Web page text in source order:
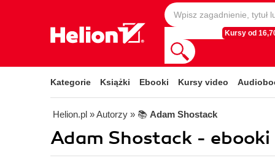
Kursy od
Kategorie Książki Ebooki Kursy video
Helion.pl » Autorzy » 📚 Adam Shostack
Adam Shostack - ebooki